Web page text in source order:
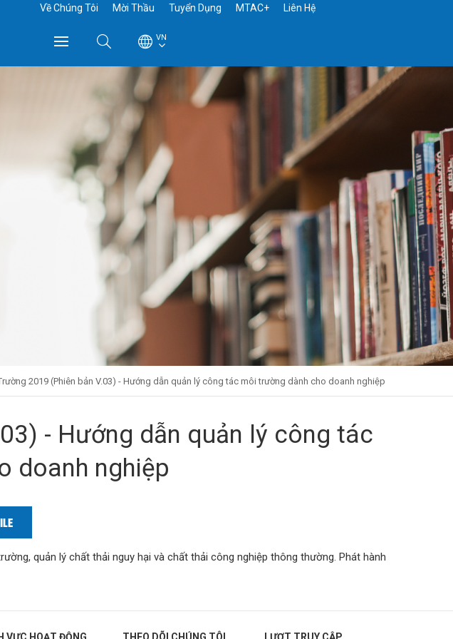
Về Chúng Tôi Mời Thầu Tuyển Dụng MTAC+ Liên Hệ
VN
2019 (Phiên bản V.03) - Hướng dẫn quản lý công tác môi trường dành cho doanh nghiệp
- Hướng dẫn quản lý công tác
doanh nghiệp
quản lý chất thải nguy hại và chất thải công nghiệp thông thường. Phát hành
VỰC HOẠT ĐỘNG THEO DÕI CHÚNG TÔI LƯỢT TRUY CẬP